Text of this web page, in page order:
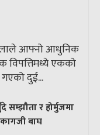
आफ्नो आधुनिक
विपत्तिमध्ये एकको
दुई...
सम्झौता र होर्मुजमा
बाघ